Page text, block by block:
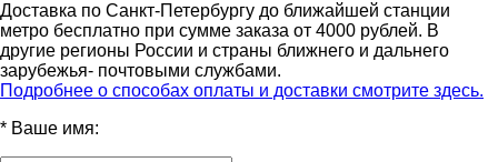
Доставка по Санкт-Петербургу до ближайшей станции
метро бесплатно при сумме заказа от 4000 рублей. В
другие регионы России и страны ближнего и дальнего
зарубежья- почтовыми службами.
Подробнее о способах оплаты и доставки смотрите здесь.
* Ваше имя: